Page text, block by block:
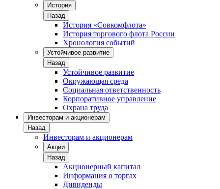
История
Назад
История «Совкомфлота»
История торгового флота России
Хронология событий
Устойчивое развитие
Назад
Устойчивое развитие
Окружающая среда
Социальная ответственность
Корпоративное управление
Охрана труда
Инвесторам и акционерам
Назад
Инвесторам и акционерам
Акции
Назад
Акционерный капитал
Информация о торгах
Дивиденды